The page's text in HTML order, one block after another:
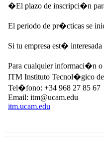
�El plazo de inscripci�n
El periodo de pr�cticas se
Si tu empresa est�
Para cualquier informaci�n o
ITM Instituto Tecnol�gico
Tel�fono: +34 968 27 85 67
Email: itm@ucam.edu
itm.ucam.edu